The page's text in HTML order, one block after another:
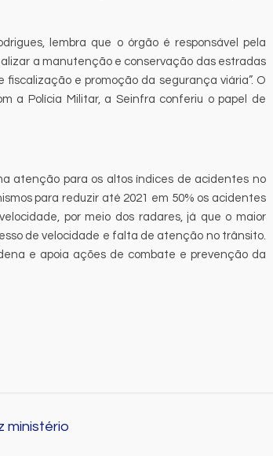
lembra que o órgão é responsável pela
a manutenção e conservação das estradas
e promoção da segurança viária”. O
a Polícia Militar, a Seinfra conferiu o papel de
atenção para os altos índices de acidentes no
para reduzir até 2021 em 50% os acidentes
por meio dos radares, já que o maior
de velocidade e falta de atenção no trânsito.
e apoia ações de combate e prevenção da
ministério